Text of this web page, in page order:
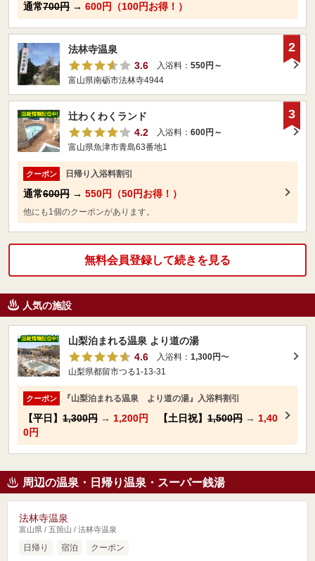
通常700円 → 600円（100円お得！）
法林寺温泉
3.6
入浴料： 550円～
富山県南砺市法林寺4944
2
辻わくわくランド
4.2
入浴料： 600円～
富山県魚津市青島63番地1
クーポン 日帰り入浴料割引
通常600円 → 550円（50円お得！）
他にも1個のクーポンがあります。
3
無料会員登録して続きを見る
人気の施設
山梨泊まれる温泉 より道の湯
4.6
入浴料： 1,300円〜
山梨県都留市つる1-13-31
クーポン 『山梨泊まれる温泉 より道の湯』入浴料割引
【平日】 1,300円 → 1,200円 【土日祝】 1,500円 → 1,40
0円
周辺の温泉・日帰り温泉・スーパー銭湯
法林寺温泉
富山県 / 五箇山 / 法林寺温泉
日帰り 宿泊 クーポン